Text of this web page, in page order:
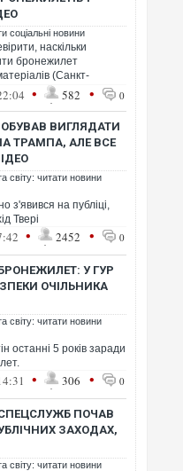
соціальні новини
наскільки
бронежилет
(Санкт-
• 582 • 0
ВИГЛЯДАТИ
ТРАМПА, АЛЕ ВСЕ
світу: читати новини
з'явився на публіці,
Твері
• 2452 • 0
У ГУР
ОЧІЛЬНИКА
світу: читати новини
останні 5 років заради
• 306 • 0
ПОЧАВ
ЗАХОДАХ,
світу: читати новини